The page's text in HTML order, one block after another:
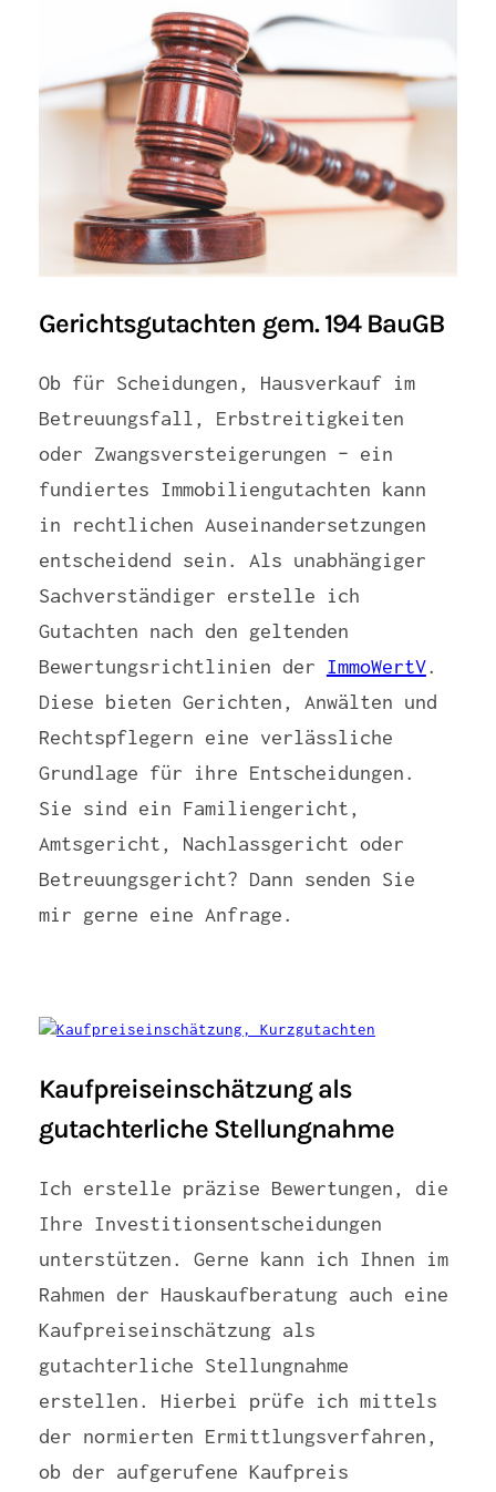
Gerichtsgutachten gem. 194 BauGB
Ob für Scheidungen, Hausverkauf im
Betreuungsfall, Erbstreitigkeiten
oder Zwangsversteigerungen – ein
fundiertes Immobiliengutachten kann
in rechtlichen Auseinandersetzungen
entscheidend sein. Als unabhängiger
Sachverständiger erstelle ich
Gutachten nach den geltenden
Bewertungsrichtlinien der ImmoWertV.
Diese bieten Gerichten, Anwälten und
Rechtspflegern eine verlässliche
Grundlage für ihre Entscheidungen.
Sie sind ein Familiengericht,
Amtsgericht, Nachlassgericht oder
Betreuungsgericht? Dann senden Sie
mir gerne eine Anfrage.
Kaufpreiseinschätzung als
gutachterliche Stellungnahme
Ich erstelle präzise Bewertungen, die
Ihre Investitionsentscheidungen
unterstützen. Gerne kann ich Ihnen im
Rahmen der Hauskaufberatung auch eine
Kaufpreiseinschätzung als
gutachterliche Stellungnahme
erstellen. Hierbei prüfe ich mittels
der normierten Ermittlungsverfahren,
ob der aufgerufene Kaufpreis